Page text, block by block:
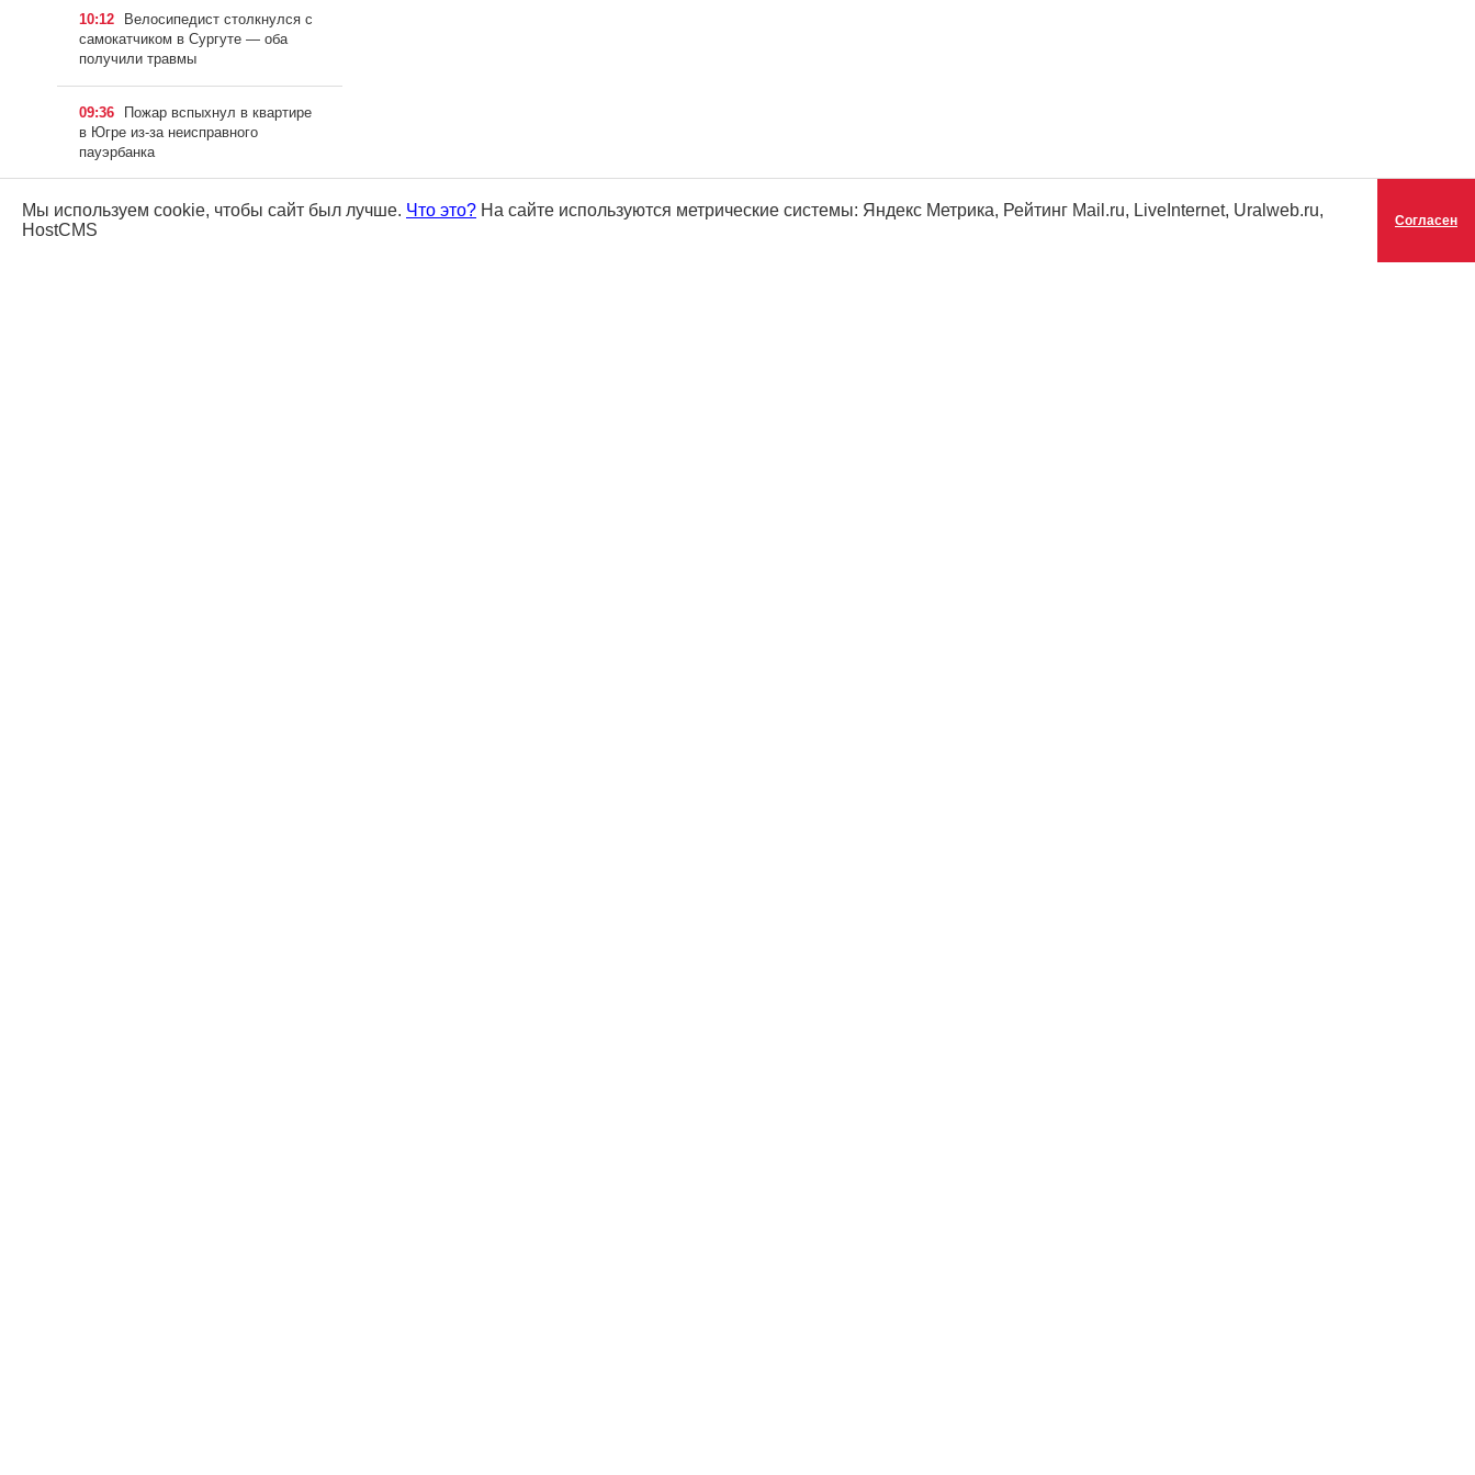
10:12
Велосипедист столкнулся с
самокатчиком в Сургуте — оба
получили травмы
09:36
Пожар вспыхнул в квартире
в Югре из-за неисправного
пауэрбанка
20:50 05.08.2026 Гуманитарная
помощь с питьевой водой
Мы используем cookie, чтобы сайт был лучше. Что это? На сайте используются метрические системы: Яндекс Метрика, Рейтинг Mail.ru, LiveInternet, Uralweb.ru,
HostCMS
Согласен